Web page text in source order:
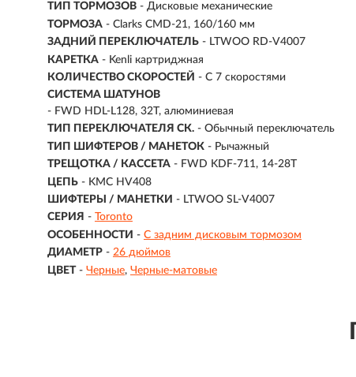
ТИП ТОРМОЗОВ - Дисковые механические
ТОРМОЗА - Clarks CMD-21, 160/160 мм
ЗАДНИЙ ПЕРЕКЛЮЧАТЕЛЬ - LTWOO RD-V4007
КАРЕТКА - Kenli картриджная
КОЛИЧЕСТВО СКОРОСТЕЙ - С 7 скоростями
СИСТЕМА ШАТУНОВ
- FWD HDL-L128, 32T, алюминиевая
ТИП ПЕРЕКЛЮЧАТЕЛЯ СК. - Обычный переключатель
ТИП ШИФТЕРОВ / МАНЕТОК - Рычажный
ТРЕЩОТКА / КАССЕТА - FWD KDF-711, 14-28T
ЦЕПЬ - KMC HV408
ШИФТЕРЫ / МАНЕТКИ - LTWOO SL-V4007
СЕРИЯ - Toronto
ОСОБЕННОСТИ - С задним дисковым тормозом
ДИАМЕТР - 26 дюймов
ЦВЕТ - Черные Черные-матовые